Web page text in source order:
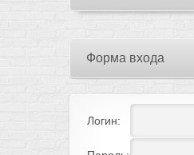
Форма входа
Логин: